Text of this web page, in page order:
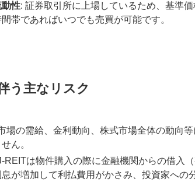
性: 証券取引所に上場しているため、基準
帯であればいつでも売買が可能です。
う主なリスク
場の需給、金利動向、株式市場全体の動向
ん。
REITは物件購入の際に金融機関からの借入
が増加して利払費用がかさみ、投資家への